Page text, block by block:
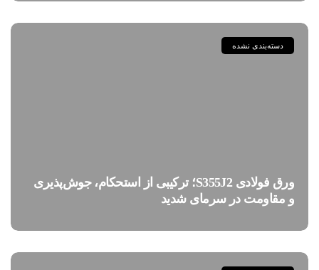
دسته‌بندی نشده
ورق فولادی S355J2؛ ترکیبی از استحکام، جوش‌پذیری
و مقاومت در سرمای شدید